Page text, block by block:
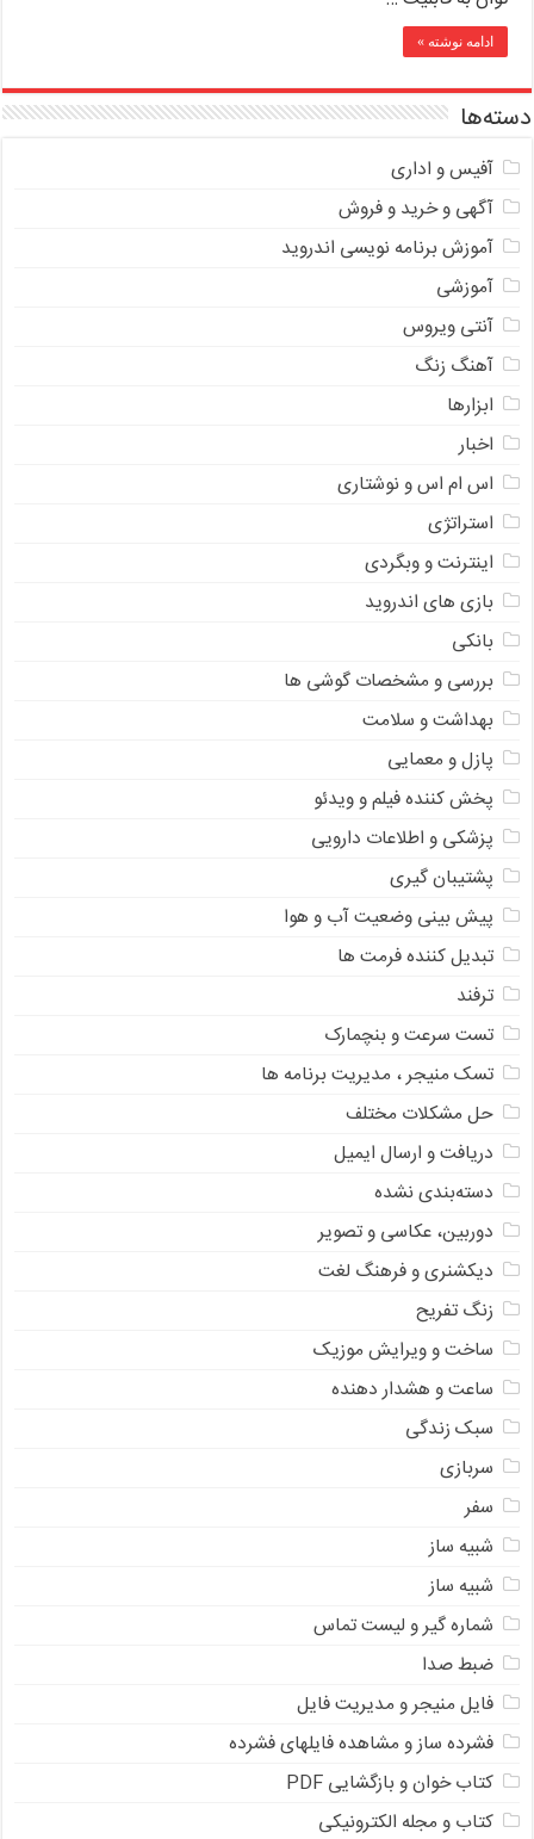
ادامه نوشته »
دسته‌ها
آفیس و اداری
آگهی و خرید و فروش
آموزش برنامه نویسی اندروید
آموزشی
آنتی ویروس
آهنگ زنگ
ابزارها
اخبار
اس ام اس و نوشتاری
استراتژی
اینترنت و وبگردی
بازی های اندروید
بانکی
بررسی و مشخصات گوشی ها
بهداشت و سلامت
پازل و معمایی
پخش کننده فیلم و ویدئو
پزشکی و اطلاعات دارویی
پشتیبان گیری
پیش بینی وضعیت آب و هوا
تبدیل کننده فرمت ها
ترفند
تست سرعت و بنچمارک
تسک منیجر ، مدیریت برنامه ها
حل مشکلات مختلف
دریافت و ارسال ایمیل
دسته‌بندی نشده
دوربین، عکاسی و تصویر
دیکشنری و فرهنگ لغت
زنگ تفریح
ساخت و ویرایش موزیک
ساعت و هشدار دهنده
سبک زندگی
سربازی
سفر
شبیه ساز
شبیه ساز
شماره گیر و لیست تماس
ضبط صدا
فایل منیجر و مدیریت فایل
فشرده ساز و مشاهده فایلهای فشرده
کتاب خوان و بازگشایی PDF
کتاب و مجله الکترونیکی